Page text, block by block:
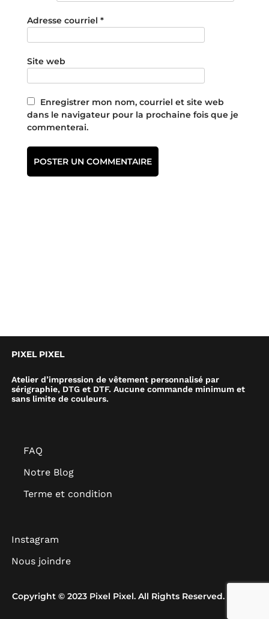
Adresse courriel *
Site web
Enregistrer mon nom, courriel et site web
dans le navigateur pour la prochaine fois que je
commenterai.
PIXEL PIXEL
Atelier d’impression de vêtement personnalisé par
sérigraphie, DTG et DTF. Aucune commande minimum et
sans limite de couleurs.
FAQ
Notre Blog
Terme et condition
Instagram
Nous joindre
Copyright © 2023 Pixel Pixel. All Rights Reserved.